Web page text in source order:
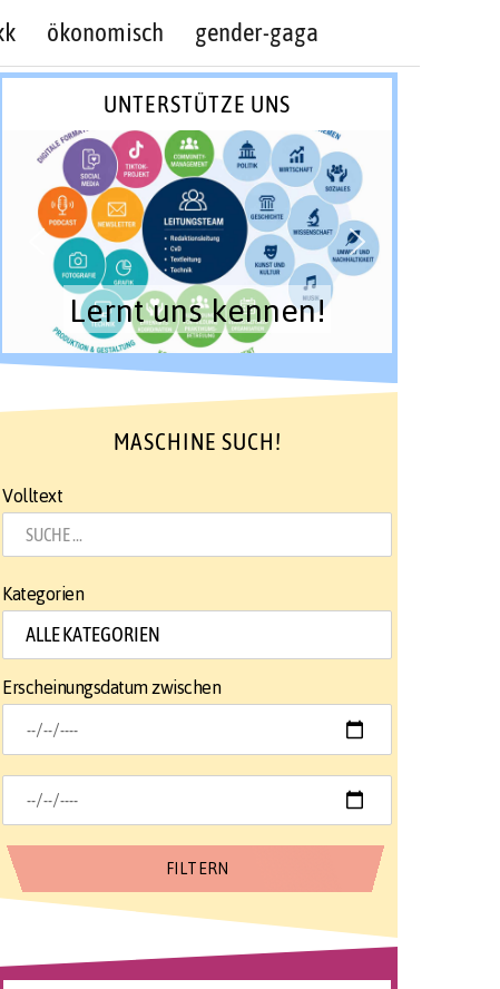
ökonomisch gender-gaga
UNTERSTÜTZE UNS
Lernt uns kennen!
MASCHINE SUCH!
Volltext
Kategorien
Erscheinungsdatum zwischen